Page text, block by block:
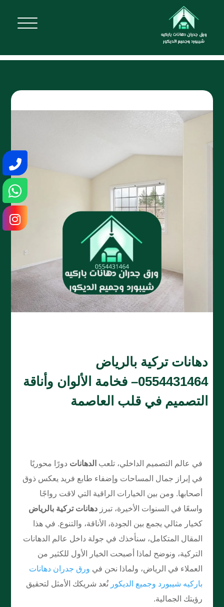
دهانات تركية بالرياض
0554431464– فخامة الألوان وأناقة
التصميم في قلب العاصمة
في عالم التصميم الداخلي، تلعب الدهانات دورًا محوريًا
في إبراز جمال المساحات وإضفاء طابع فريد يعكس ذوق
أصحابها. ومن بين الخيارات الراقية التي لاقت رواجًا
واسعًا في السنوات الأخيرة، تبرز دهانات تركية بالرياض
كخيار مثالي يجمع بين الجودة، الأناقة، والتنوع. في هذا
المقال المتكامل، سنأخذك في جولة داخل عالم الدهانات
التركية، ونوضح لماذا أصبحت الخيار الأول للكثير من
العملاء في الرياض، ولماذا نحن في ورق جدران دهانات
باركيه شيبورد وجميع الديكور نُعد شريكك الأمثل لتحقيق
رؤيتك الجمالية.